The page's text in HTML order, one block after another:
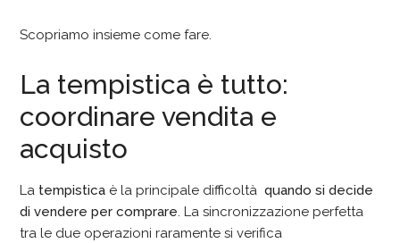
Scopriamo insieme come fare.
La tempistica è tutto:
coordinare vendita e
acquisto
La tempistica è la principale difficoltàquando si decide
di vendere per comprare. La sincronizzazione perfetta
tra le due operazioni raramente si verifica